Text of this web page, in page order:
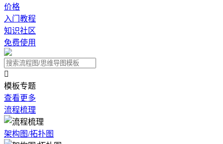
价格
入门教程
知识社区
免费使用

模板专题
查看更多
流程梳理
架构图/拓扑图